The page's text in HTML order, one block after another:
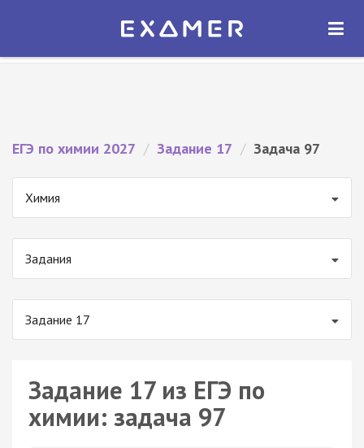
Экзамер — ЕГЭ 2027
ОТКРЫТЬ
ЕГЭ по химии 2027 / Задание 17 / Задача 97
Химия
Задания
Задание 17
Задание 17 из ЕГЭ по
химии: задача 97